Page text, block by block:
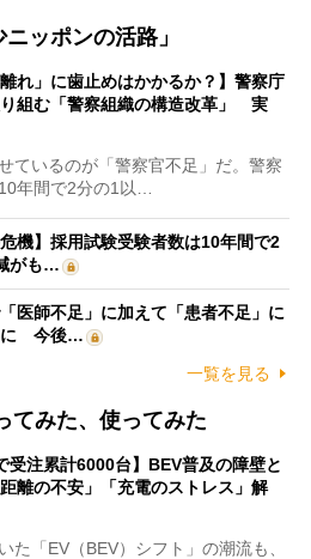
ッポンの活路」
離れ」に歯止めはかかるか？】警察庁
組む「警察組織の構造改革」 実
ているのが「警察官不足」だ。警察
年間で2分の1以…
機】採用試験受験者数は10年間で2
がも…
医師不足」に加えて「患者不足」に
に 今後…
一覧を見る
てみた、使ってみた
受注累計6000台】BEV普及の障壁と
離の不安」「充電のストレス」解
「EV（BEV）シフト」の潮流も、